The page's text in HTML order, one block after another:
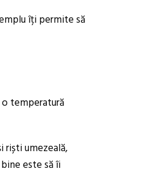
îți permite să
temperatură
riști umezeală,
este să îi